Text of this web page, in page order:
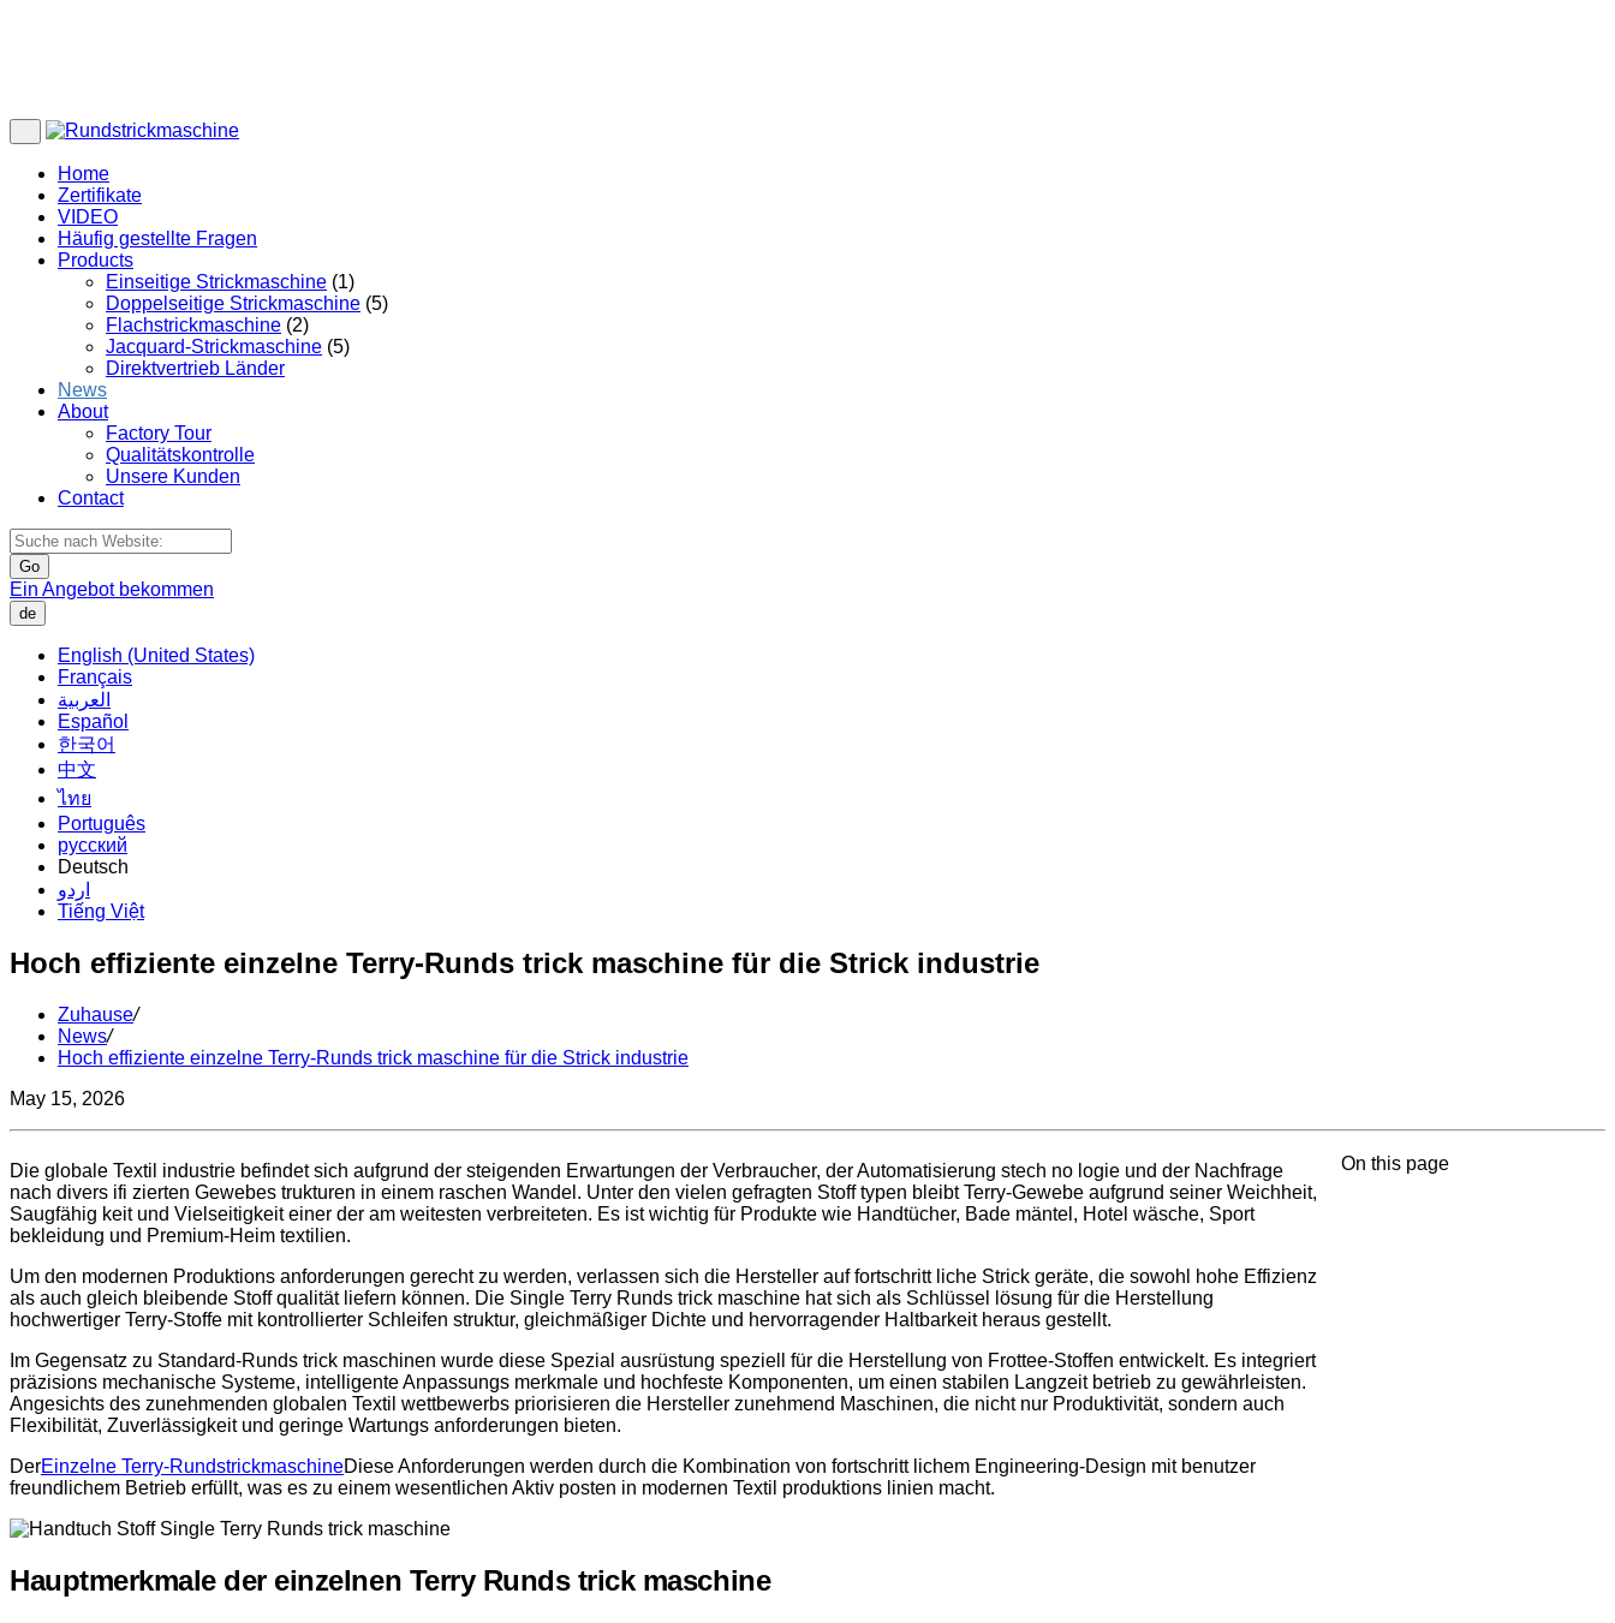
Home
Zertifikate
VIDEO
Häufig gestellte Fragen
Products
Einseitige Strickmaschine (1)
Doppelseitige Strickmaschine (5)
Flachstrickmaschine (2)
Jacquard-Strickmaschine (5)
Direktvertrieb Länder
News
About
Factory Tour
Qualitätskontrolle
Unsere Kunden
Contact
Go
Ein Angebot bekommen
de
English (United States)
Français
العربية
Español
한국어
中文
ไทย
Português
русский
Deutsch
اردو
Tiếng Việt
Hoch effiziente einzelne Terry-Runds trick maschine für die Strick industrie
Zuhause/
News/
Hoch effiziente einzelne Terry-Runds trick maschine für die Strick industrie
May 15, 2026
On this page
Die globale Textil industrie befindet sich aufgrund der steigenden Erwartungen der Verbraucher, der Automatisierung stech no logie und der Nachfrage
nach divers ifi zierten Gewebes trukturen in einem raschen Wandel. Unter den vielen gefragten Stoff typen bleibt Terry-Gewebe aufgrund seiner Weichheit,
Saugfähig keit und Vielseitigkeit einer der am weitesten verbreiteten. Es ist wichtig für Produkte wie Handtücher, Bade mäntel, Hotel wäsche, Sport
bekleidung und Premium-Heim textilien.
Um den modernen Produktions anforderungen gerecht zu werden, verlassen sich die Hersteller auf fortschritt liche Strick geräte, die sowohl hohe Effizienz
als auch gleich bleibende Stoff qualität liefern können. Die Single Terry Runds trick maschine hat sich als Schlüssel lösung für die Herstellung
hochwertiger Terry-Stoffe mit kontrollierter Schleifen struktur, gleichmäßiger Dichte und hervorragender Haltbarkeit heraus gestellt.
Im Gegensatz zu Standard-Runds trick maschinen wurde diese Spezial ausrüstung speziell für die Herstellung von Frottee-Stoffen entwickelt. Es integriert
präzisions mechanische Systeme, intelligente Anpassungs merkmale und hochfeste Komponenten, um einen stabilen Langzeit betrieb zu gewährleisten.
Angesichts des zunehmenden globalen Textil wettbewerbs priorisieren die Hersteller zunehmend Maschinen, die nicht nur Produktivität, sondern auch
Flexibilität, Zuverlässigkeit und geringe Wartungs anforderungen bieten.
DerEinzelne Terry-RundstrickmaschineDiese Anforderungen werden durch die Kombination von fortschritt lichem Engineering-Design mit benutzer
freundlichem Betrieb erfüllt, was es zu einem wesentlichen Aktiv posten in modernen Textil produktions linien macht.
Hauptmerkmale der einzelnen Terry Runds trick maschine